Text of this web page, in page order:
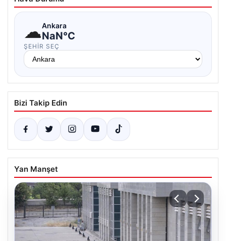
☁Ankara
NaN°C
ŞEHIR SEÇ
Bizi Takip Edin
Yan Manşet